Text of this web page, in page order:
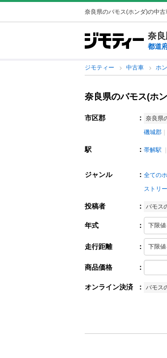
奈良県のバモス(ホンダ)の中古
奈良
都道
ジモティー 中古車 ホ
奈良県のバモス(ホ
市区郡 ： 奈良県
磯城郡
駅 ： 帯解駅
ジャンル ： 全ての
ストリ
投稿者 ： バモス
年式 ：
走行距離 ：
商品価格 ：
オンライン決済 ： バモス